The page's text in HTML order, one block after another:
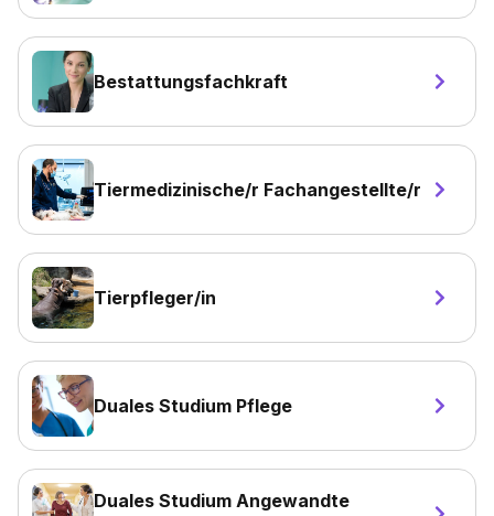
Bestattungsfachkraft
Tiermedizinische/r Fachangestellte/r
Tierpfleger/in
Duales Studium Pflege
Duales Studium Angewandte